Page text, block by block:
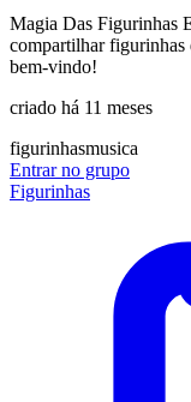
Magia Das Figurinhas
compartilhar figurinhas
bem-vindo!
criado há 11 meses
figurinhasmusica
Entrar no grupo
Figurinhas